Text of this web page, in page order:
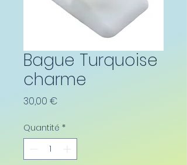
Bague Turquoise
charme
30,00 €
Quantité *